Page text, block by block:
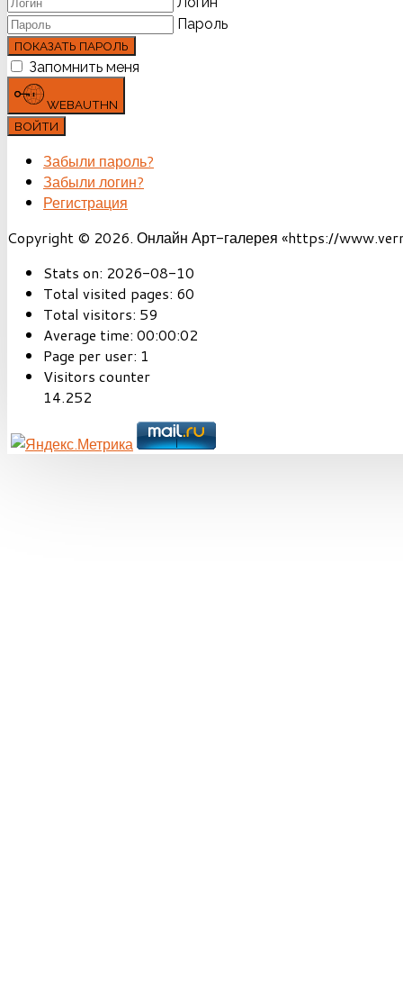
Пароль
ПОКАЗАТЬ ПАРОЛЬ
Запомнить меня
WEBAUTHN
ВОЙТИ
Забыли пароль?
Забыли логин?
Регистрация
Copyright © 2026. Онлайн Арт-галерея «https://
Stats on: 2026-08-10
Total visited pages: 60
Total visitors: 59
Average time: 00:00:02
Page per user: 1
Visitors counter
14.252